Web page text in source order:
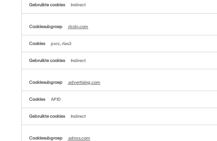
Indirect
rlcdn.com
pxrc, rlas3
Indirect
advertising.com
APID
Indirect
adnxs.com